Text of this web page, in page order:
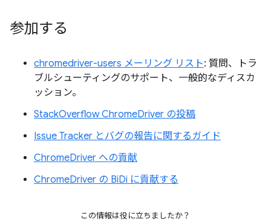
参加する
chromedriver-users メーリング リスト: 質問、トラ
ブルシューティングのサポート、一般的なディスカ
ッション。
StackOverflow ChromeDriver の投稿
Issue Tracker とバグの報告に関するガイド
ChromeDriver への貢献
ChromeDriver の BiDi に貢献する
この情報は役に立ちましたか？